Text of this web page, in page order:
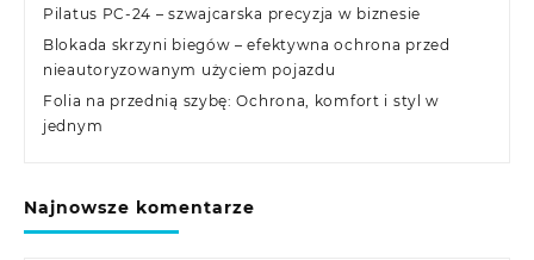
Pilatus PC-24 – szwajcarska precyzja w biznesie
Blokada skrzyni biegów – efektywna ochrona przed
nieautoryzowanym użyciem pojazdu
Folia na przednią szybę: Ochrona, komfort i styl w
jednym
Najnowsze komentarze